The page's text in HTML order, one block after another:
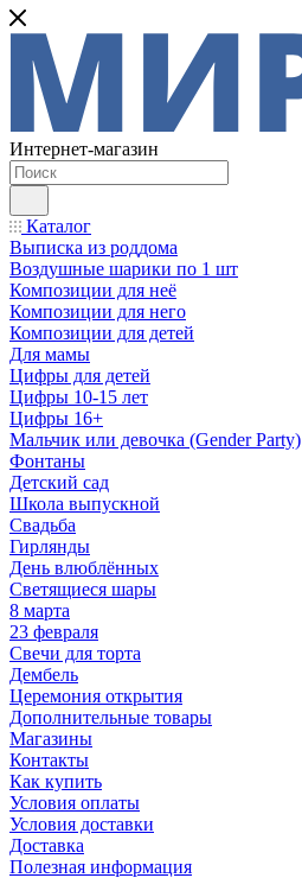
Интернет-магазин
Каталог
Выписка из роддома
Воздушные шарики по 1 шт
Композиции для неё
Композиции для него
Композиции для детей
Для мамы
Цифры для детей
Цифры 10-15 лет
Цифры 16+
Мальчик или девочка (Gender Party)
Фонтаны
Детский сад
Школа выпускной
Свадьба
Гирлянды
День влюблённых
Светящиеся шары
8 марта
23 февраля
Свечи для торта
Дембель
Церемония открытия
Дополнительные товары
Магазины
Контакты
Как купить
Условия оплаты
Условия доставки
Доставка
Полезная информация